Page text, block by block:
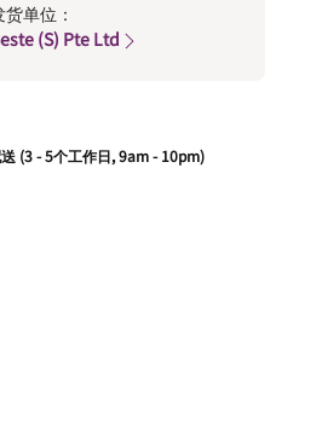
货单位：
(S) Pte Ltd
(3 - 5个工作日, 9am - 10pm)